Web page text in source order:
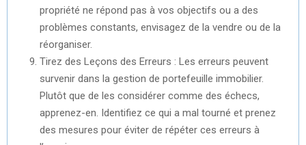
propriété ne répond pas à vos objectifs ou a des
problèmes constants, envisagez de la vendre ou de la
réorganiser.
Tirez des Leçons des Erreurs : Les erreurs peuvent
survenir dans la gestion de portefeuille immobilier.
Plutôt que de les considérer comme des échecs,
apprenez-en. Identifiez ce qui a mal tourné et prenez
des mesures pour éviter de répéter ces erreurs à